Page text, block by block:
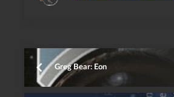
Greg Bear: Eon